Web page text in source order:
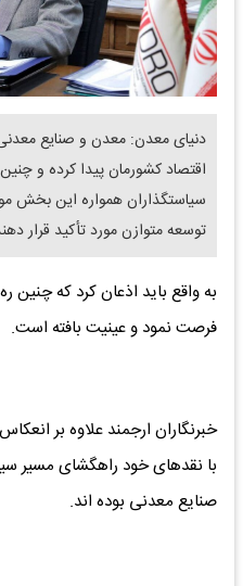
دنیای معدن: معدن و صنایع
اقتصاد کشورمان پیدا کرده و
سیاستگذاران همواره این بخش
توسعه متوازن مورد تأکید قرار
به واقع باید اذعان کرد که چنین
فرصت نمود و عینیت بافته است.
خبرنگاران ارجمند علاوه بر
با نقدهای خود راهگشای مسیر
صنایع معدنی بوده اند.